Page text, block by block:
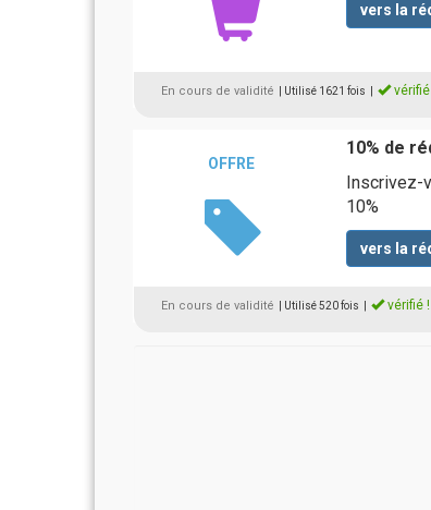
vers la
En cours de validité | Utilisé 1621 fois vérifié
OFFRE
10% de
Inscrivez-
10%
vers la
En cours de validité | Utilisé 520 fois vérifié !